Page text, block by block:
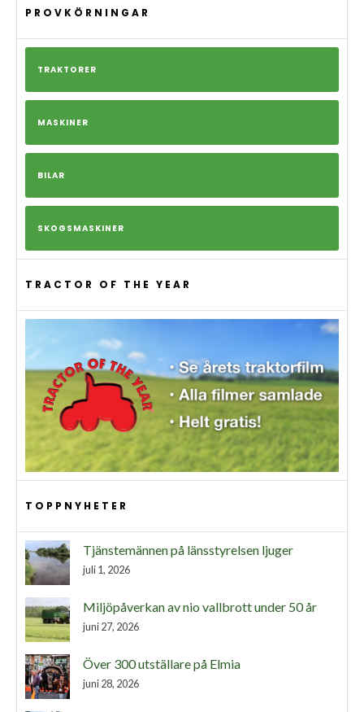
PROVKÖRNINGAR
TRAKTORER
MASKINER
BILAR
SKOGSMASKINER
TRACTOR OF THE YEAR
TOPPNYHETER
Tjänstemännen på länsstyrelsen ljuger
juli 1, 2026
Miljöpåverkan av nio vallbrott under 50 år
juni 27, 2026
Över 300 utställare på Elmia
juni 28, 2026